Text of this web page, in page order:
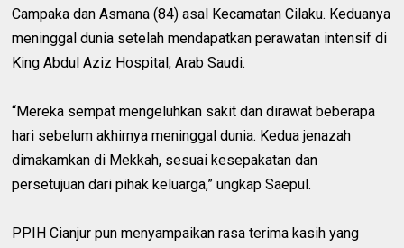
Campaka dan Asmana (84) asal Kecamatan Cilaku. Keduanya
meninggal dunia setelah mendapatkan perawatan intensif di
King Abdul Aziz Hospital, Arab Saudi.
“Mereka sempat mengeluhkan sakit dan dirawat beberapa
hari sebelum akhirnya meninggal dunia. Kedua jenazah
dimakamkan di Mekkah, sesuai kesepakatan dan
persetujuan dari pihak keluarga,” ungkap Saepul.
PPIH Cianjur pun menyampaikan rasa terima kasih yang